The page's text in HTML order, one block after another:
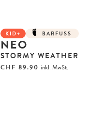
KID+ BARFUSS
NEO
STORMY WEATHER
CHF 89.90 inkl. MwSt.